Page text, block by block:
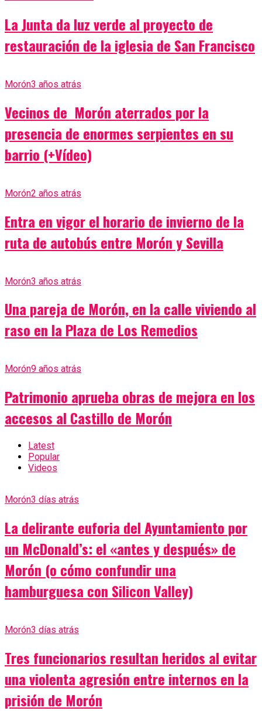
La Junta da luz verde al proyecto de
restauración de la iglesia de San Francisco
Morón3 años atrás
Vecinos de Morón aterrados por la
presencia de enormes serpientes en su
barrio (+Vídeo)
Morón2 años atrás
Entra en vigor el horario de invierno de la
ruta de autobús entre Morón y Sevilla
Morón3 años atrás
Una pareja de Morón, en la calle viviendo al
raso en la Plaza de Los Remedios
Morón9 años atrás
Patrimonio aprueba obras de mejora en los
accesos al Castillo de Morón
Latest
Popular
Videos
Morón3 días atrás
La delirante euforia del Ayuntamiento por
un McDonald’s: el «antes y después» de
Morón (o cómo confundir una
hamburguesa con Silicon Valley)
Morón3 días atrás
Tres funcionarios resultan heridos al evitar
una violenta agresión entre internos en la
prisión de Morón